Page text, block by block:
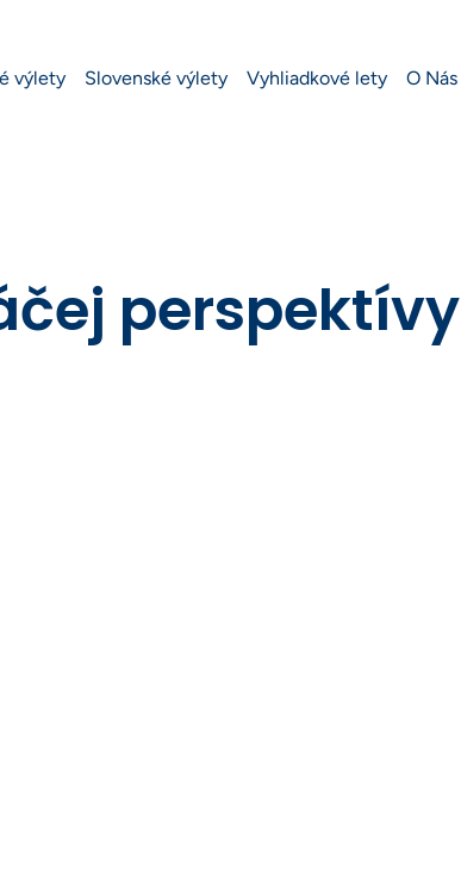
výlety Slovenské výlety Vyhliadkové lety O Nás
perspektívy